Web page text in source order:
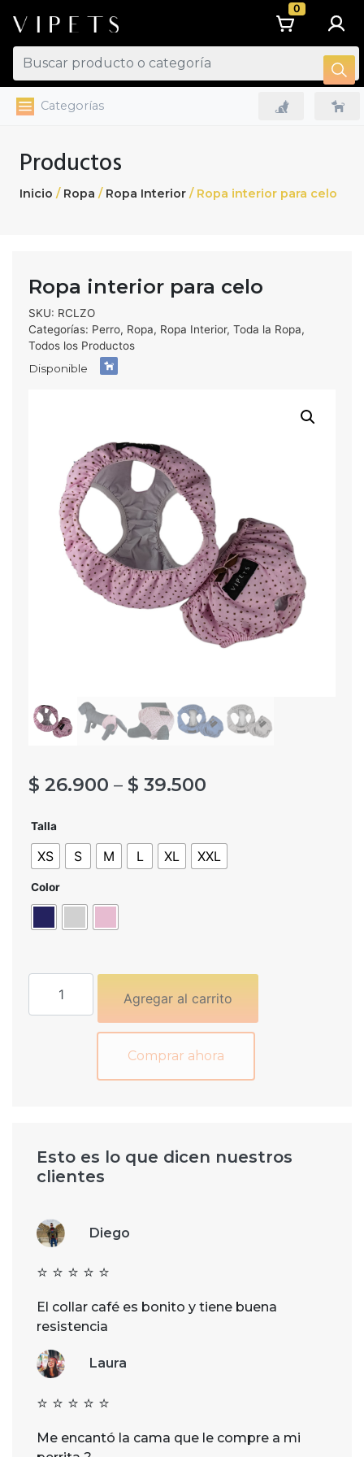
0
Categorías
Productos
Inicio / Ropa / Ropa Interior / Ropa interior para celo
Ropa interior para celo
SKU: RCLZO
Categorías: Perro, Ropa, Ropa Interior, Toda la Ropa,
Todos los Productos
Disponible
$ 26.900 – $ 39.500
$ 26.900
through
Talla
XS S M L XL XXL
Color
interior
para
Agregar al carrito
Comprar ahora
Esto es lo que dicen nuestros
clientes
Diego
⭐️ ⭐️ ⭐️ ⭐️ ⭐️
El collar café es bonito y tiene buena
resistencia
Laura
⭐️ ⭐️ ⭐️ ⭐️ ⭐️
Me encantó la cama que le compre a mi